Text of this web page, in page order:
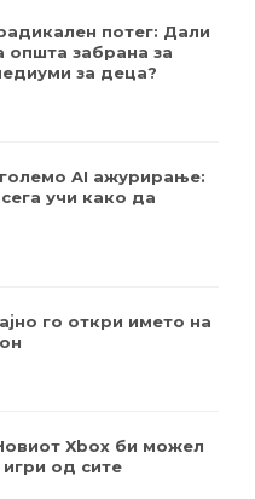
потег: Дали
општа забрана за
за деца?
AI ажурирање:
учи како да
го откри името на
Xbox би можел
од сите